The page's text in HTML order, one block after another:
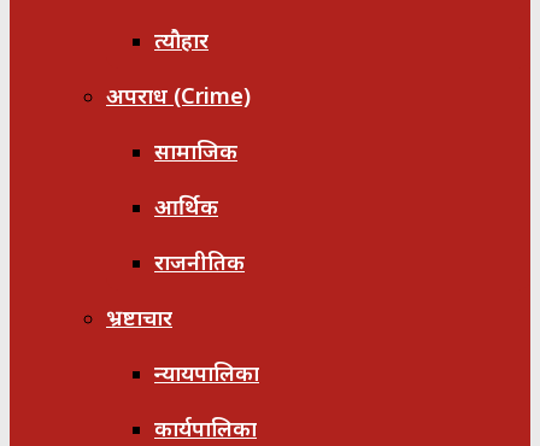
त्यौहार
अपराध (Crime)
सामाजिक
आर्थिक
राजनीतिक
भ्रष्टाचार
न्यायपालिका
कार्यपालिका